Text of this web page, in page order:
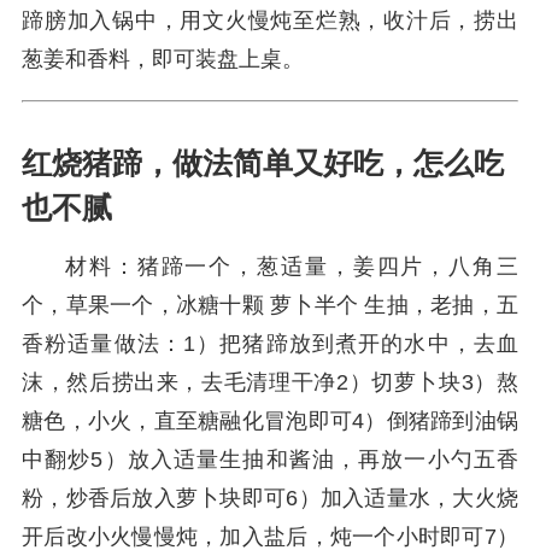
蹄膀加入锅中，用文火慢炖至烂熟，收汁后，捞出
葱姜和香料，即可装盘上桌。
红烧猪蹄，做法简单又好吃，怎么吃
也不腻
材料：猪蹄一个，葱适量，姜四片，八角三
个，草果一个，冰糖十颗 萝卜半个 生抽，老抽，五
香粉适量做法：1）把猪蹄放到煮开的水中，去血
沫，然后捞出来，去毛清理干净2）切萝卜块3）熬
糖色，小火，直至糖融化冒泡即可4）倒猪蹄到油锅
中翻炒5）放入适量生抽和酱油，再放一小勺五香
粉，炒香后放入萝卜块即可6）加入适量水，大火烧
开后改小火慢慢炖，加入盐后，炖一个小时即可7）